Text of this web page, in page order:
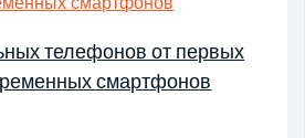
телефонов от первых
смартфонов